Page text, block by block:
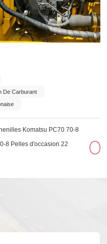
De Carburant
Komatsu PC70 70-8
8 Pelles d'occasion 22